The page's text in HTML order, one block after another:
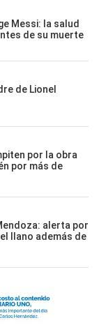
Messi: la salud
de su muerte
de Lionel
por la obra
por más de
alerta por
llano además de